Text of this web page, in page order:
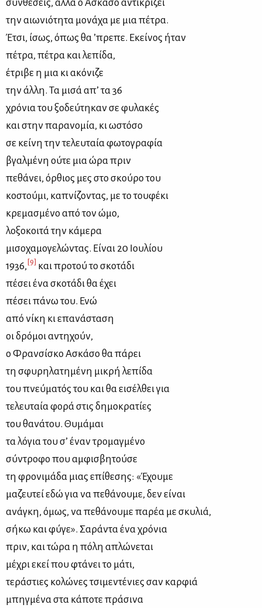
συν­θέ­σεις, αλ­λά ο Ασκά­σο αντι­κρί­ζει
την αιω­νιό­τη­τα μο­νά­χα με μια πέ­τρα.
Έτσι, ίσως, όπως θα ’πρε­πε. Εκεί­νος ήταν
πέ­τρα, πέ­τρα και λε­πί­δα,
έτρι­βε η μια κι ακό­νι­ζε
την άλ­λη. Τα μι­σά απ’ τα 36
χρό­νια του ξο­δεύ­τη­καν σε φυ­λα­κές
και στην πα­ρα­νο­μία, κι ωστό­σο
σε κεί­νη την τε­λευ­ταία φω­το­γρα­φία
βγαλ­μέ­νη ού­τε μια ώρα πριν
πε­θά­νει, όρ­θιος μες στο σκού­ρο του
κο­στού­μι, κα­πνί­ζο­ντας, με το του­φέ­κι
κρε­μα­σμέ­νο από τον ώμο,
λο­ξο­κοι­τά την κά­με­ρα
μι­σο­χα­μο­γε­λώ­ντας. Εί­ναι 20 Ιου­λί­ου
1936, [9] και προ­τού το σκο­τά­δι
πέ­σει ένα σκο­τά­δι θα έχει
πέ­σει πά­νω του. Ενώ
από νί­κη κι επα­νά­στα­ση
οι δρό­μοι αντη­χούν,
ο Φραν­σί­σκο Ασκά­σο θα πά­ρει
τη σφυ­ρη­λα­τη­μέ­νη μι­κρή λε­πί­δα
του πνεύ­μα­τός του και θα ει­σέλ­θει για
τε­λευ­ταία φο­ρά στις δη­μο­κρα­τί­ες
του θα­νά­του. Θυ­μά­μαι
τα λό­για του σ’ έναν τρο­μαγ­μέ­νο
σύ­ντρο­φο που αμ­φι­σβη­τού­σε
τη φρο­νι­μά­δα μιας επί­θε­σης: «Έχου­με
μα­ζευ­τεί εδώ για να πε­θά­νου­με, δεν εί­ναι
ανά­γκη, όμως, να πε­θά­νου­με πα­ρέα με σκυ­λιά,
σή­κω και φύ­γε». Σα­ρά­ντα ένα χρό­νια
πριν, και τώ­ρα η πό­λη απλώ­νε­ται
μέ­χρι εκεί που φτά­νει το μά­τι,
τε­ρά­στιες κο­λώ­νες τσι­με­ντέ­νιες σαν καρ­φιά
μπηγ­μέ­να στα κά­πο­τε πρά­σι­να